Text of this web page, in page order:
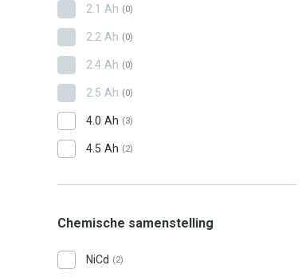
2.1 Ah (0)
2.2 Ah (0)
2.4 Ah (0)
2.5 Ah (0)
4.0 Ah (3)
4.5 Ah (2)
Chemische samenstelling
NiCd (2)